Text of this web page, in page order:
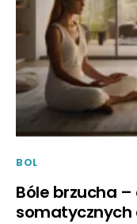
BOL
Bóle brzucha
somatycznych